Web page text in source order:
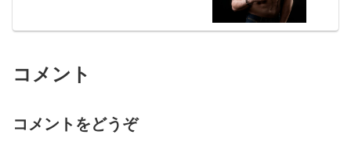
コメント
コメントをどうぞ